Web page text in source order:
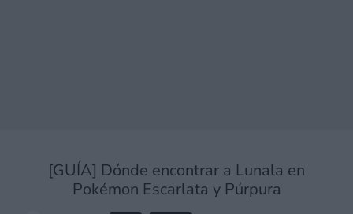
[GUÍA] Dónde encontrar a Lunala en
Pokémon Escarlata y Púrpura